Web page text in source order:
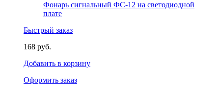
Фонарь сигнальный ФС-12 на светодиодной
плате
Быстрый заказ
168 руб.
Добавить в корзину
Оформить заказ